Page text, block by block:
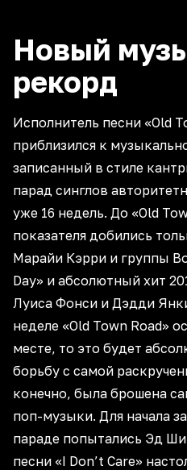
Новый
рекорд
Исполнитель песни «Old
приблизился к
записанный в стиле
парад синглов
уже 16 недель. До «Old
показателя добились
Марайи Кэрри и группы
Day» и абсолютный хит
Луиса Фонси и Дэдди
неделе «Old Town Road»
месте, то это будет
борьбу с самой
конечно, была брошена
поп-музыки. Для начала
параде попытались Эд
песни «I Don’t Care»